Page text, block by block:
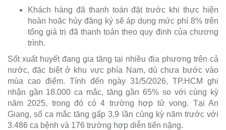
Khách hàng đã thanh toán đặt trước khi thực hiện
hoàn hoặc hủy đăng ký sẽ áp dụng mức phí 8% trên
tổng giá trị đã thanh toán theo quy định của chương
trình.
Sốt xuất huyết đang gia tăng tại nhiều địa phương trên cả
nước, đặc biệt ở khu vực phía Nam, dù chưa bước vào
mùa cao điểm. Tính đến ngày 31/5/2026, TP.HCM ghi
nhận gần 18.000 ca mắc, tăng gần 65% so với cùng kỳ
năm 2025, trong đó có 4 trường hợp tử vong. Tại An
Giang, số ca mắc tăng gấp 3,9 lần cùng kỳ năm trước với
3.486 ca bệnh và 176 trường hợp diễn tiến nặng.